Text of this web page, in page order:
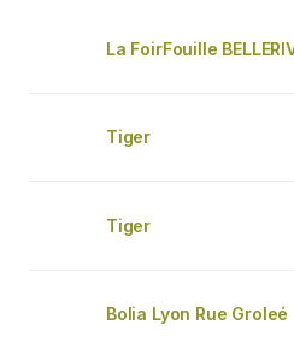
La FoirFouille
Tiger
Tiger
Bolia Lyon Rue Groleé